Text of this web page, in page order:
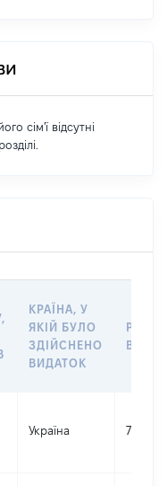
сім'ї відсутні
КРАЇНА, У
ЯКІЙ БУЛО
ЗДІЙСНЕНО
ВИДАТОК
Україна 712191